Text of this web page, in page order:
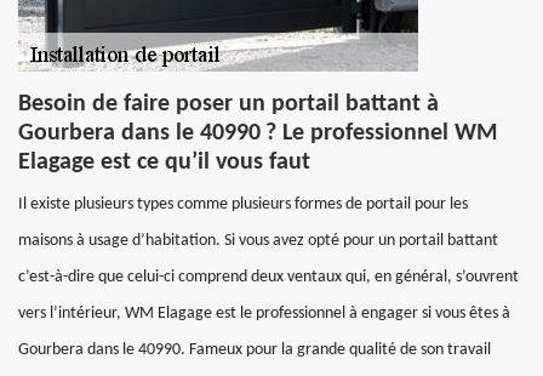
Besoin de faire poser un portail battant à
Gourbera dans le 40990 ? Le professionnel WM
Elagage est ce qu’il vous faut
Il existe plusieurs types comme plusieurs formes de portail pour les
maisons à usage d’habitation. Si vous avez opté pour un portail battant
c’est-à-dire que celui-ci comprend deux ventaux qui, en général, s’ouvrent
vers l’intérieur, WM Elagage est le professionnel à engager si vous êtes à
Gourbera dans le 40990. Fameux pour la grande qualité de son travail